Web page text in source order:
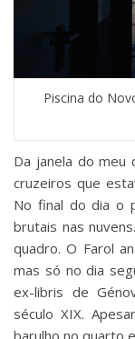
Piscina do
Da janela do
cruzeiros que
No final do dia o
brutais nas
quadro. O Farol
mas só no dia
ex-libris de
século XIX.